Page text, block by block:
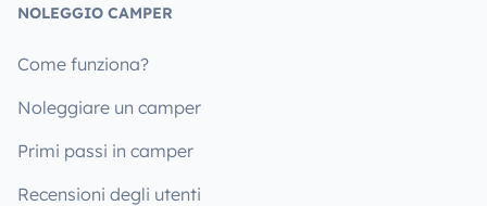
NOLEGGIO CAMPER
Come funziona?
Noleggiare un camper
Primi passi in camper
Recensioni degli utenti